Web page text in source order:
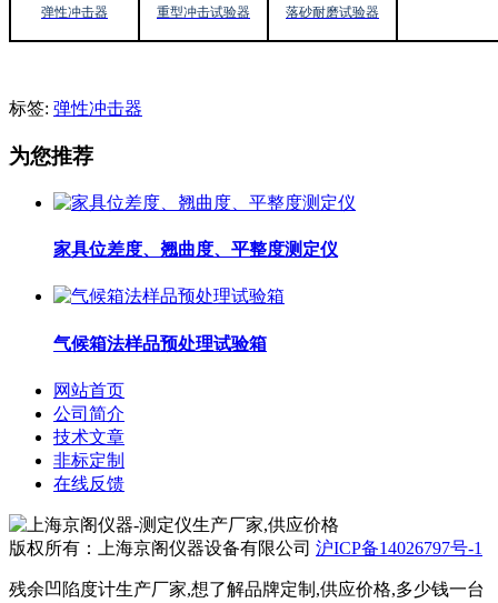
弹性冲击器 重型冲击试验器 落砂耐磨试验器
标签: 弹性冲击器
为您推荐
家具位差度、翘曲度、平整度测定仪
气候箱法样品预处理试验箱
网站首页
公司简介
技术文章
非标定制
在线反馈
版权所有：上海京阁仪器设备有限公司 沪ICP备14026797号-1
残余凹陷度计生产厂家,想了解品牌定制,供应价格,多少钱一台